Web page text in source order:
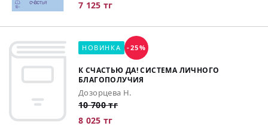
7 125 тг
НОВИНКА -25%
К СЧАСТЬЮ ДА! СИСТЕМА ЛИЧНОГО
БЛАГОПОЛУЧИЯ
Дозорцева Н.
10 700 тг
8 025 тг